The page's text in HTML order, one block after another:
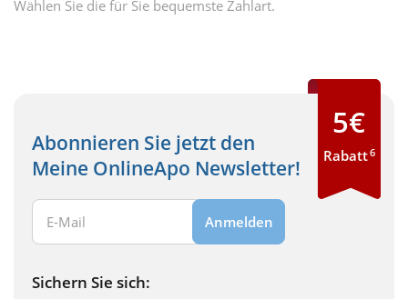
Wählen Sie die für Sie bequemste Zahlart.
Abonnieren Sie jetzt den
Meine OnlineApo Newsletter!
Ihre E-Mail Adresse:
Anmelden
Sichern Sie sich:
5€
Rabatt6